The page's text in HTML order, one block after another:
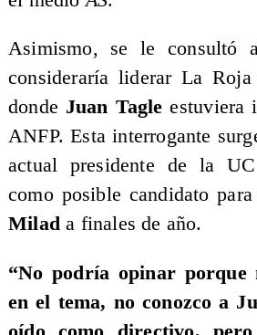
Asimismo, se le consultó
consideraría liderar La
donde Juan Tagle estuviera
ANFP. Esta interrogante
actual presidente de la
como posible candidato
Milada finales de año.
“No podría opinar porque
en el tema, no conozco a